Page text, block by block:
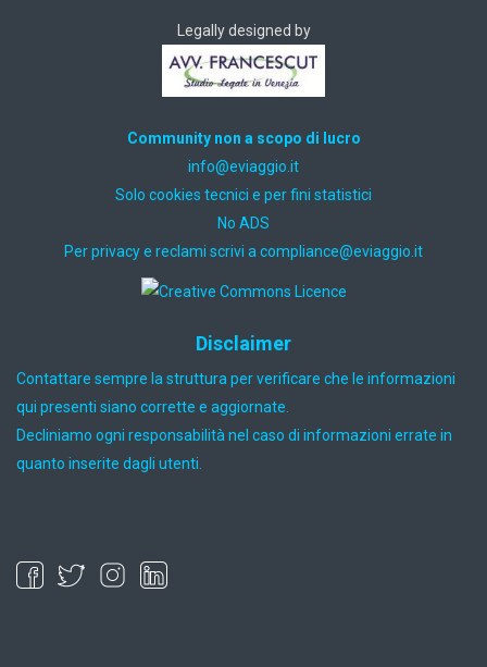
Legally designed by
Community non a scopo di lucro
ti.oiggaive@ofni
Solo cookies tecnici e per fini statistici
No ADS
Per privacy e reclami scrivi a ti.oiggaive@ecnailpmoc
Disclaimer
Contattare sempre la struttura per verificare che le informazioni
qui presenti siano corrette e aggiornate.
Decliniamo ogni responsabilità nel caso di informazioni errate in
quanto inserite dagli utenti.